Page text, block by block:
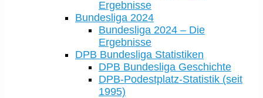
Ergebnisse
Bundesliga 2024
Bundesliga 2024 – Die
Ergebnisse
DPB Bundesliga Statistiken
DPB Bundesliga Geschichte
DPB-Podestplatz-Statistik (seit
1995)